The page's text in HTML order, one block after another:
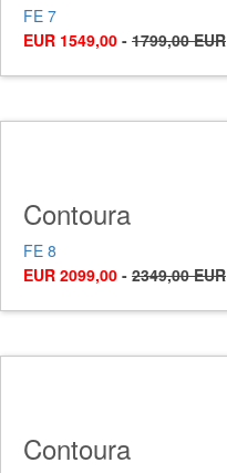
FE 7
EUR 1549,00 - 1799,00 EUR
Contoura
FE 8
EUR 2099,00 - 2349,00 EUR
Contoura